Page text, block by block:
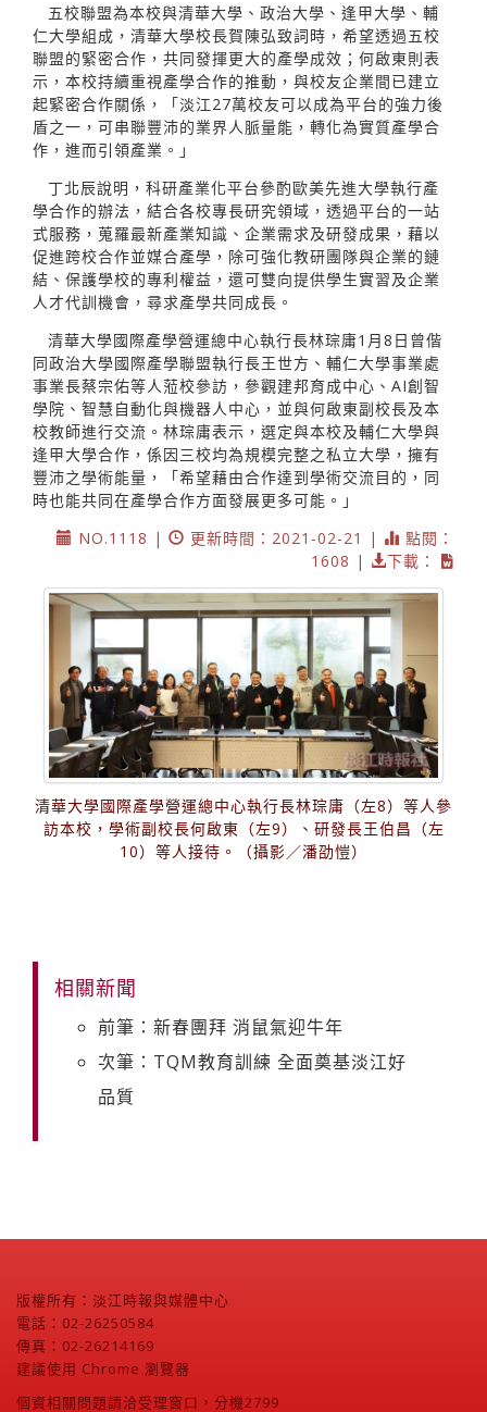
五校聯盟為本校與清華大學、政治大學、逢甲大學、輔
仁大學組成，清華大學校長賀陳弘致詞時，希望透過五校
聯盟的緊密合作，共同發揮更大的產學成效；何啟東則表
示，本校持續重視產學合作的推動，與校友企業間已建立
起緊密合作關係，「淡江27萬校友可以成為平台的強力後
盾之一，可串聯豐沛的業界人脈量能，轉化為實質產學合
作，進而引領產業。」
丁北辰說明，科研產業化平台參酌歐美先進大學執行產
學合作的辦法，結合各校專長研究領域，透過平台的一站
式服務，蒐羅最新產業知識、企業需求及研發成果，藉以
促進跨校合作並媒合產學，除可強化教研團隊與企業的鏈
結、保護學校的專利權益，還可雙向提供學生實習及企業
人才代訓機會，尋求產學共同成長。
清華大學國際產學營運總中心執行長林琮庸1月8日曾偕
同政治大學國際產學聯盟執行長王世方、輔仁大學事業處
事業長蔡宗佑等人蒞校參訪，參觀建邦育成中心、AI創智
學院、智慧自動化與機器人中心，並與何啟東副校長及本
校教師進行交流。林琮庸表示，選定與本校及輔仁大學與
逢甲大學合作，係因三校均為規模完整之私立大學，擁有
豐沛之學術能量，「希望藉由合作達到學術交流目的，同
時也能共同在產學合作方面發展更多可能。」
NO.1118 |
更新時間：2021-02-21 |
點閱：
1608 |
下載：
清華大學國際產學營運總中心執行長林琮庸（左8）等人參
訪本校，學術副校長何啟東（左9）、研發長王伯昌（左
10）等人接待。（攝影／潘劭愷）
相關新聞
前筆：新春團拜 消鼠氣迎牛年
次筆：TQM教育訓練 全面奠基淡江好
品質
版權所有：淡江時報與媒體中心
電話：02-26250584
傳真：02-26214169
建議使用 Chrome 瀏覽器
個資相關問題請洽受理窗口，分機2799